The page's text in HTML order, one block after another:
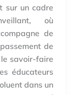
sur un cadre
où
de
de
le savoir-faire
éducateurs
dans un